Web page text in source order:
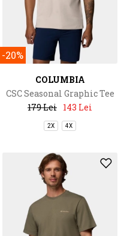
-20%
COLUMBIA
CSC Seasonal Graphic Tee
179 Lei 143 Lei
2X 4X